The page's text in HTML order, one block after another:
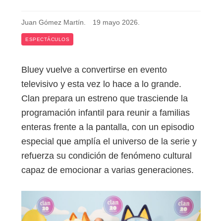
Juan Gómez Martín. 19 mayo 2026.
ESPECTÁCULOS
Bluey vuelve a convertirse en evento
televisivo y esta vez lo hace a lo grande.
Clan prepara un estreno que trasciende la
programación infantil para reunir a familias
enteras frente a la pantalla, con un episodio
especial que amplía el universo de la serie y
refuerza su condición de fenómeno cultural
capaz de emocionar a varias generaciones.